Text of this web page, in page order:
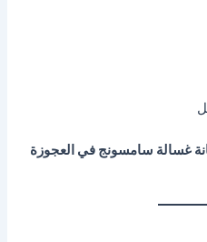
غسالة سامسونج في العجوزة